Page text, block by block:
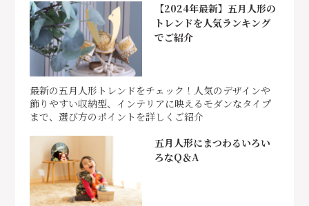
【2024年最新】五月人形の
トレンドを人気ランキング
でご紹介
最新の五月人形トレンドをチェック！人気のデザインや
飾りやすい収納型、インテリアに映えるモダンなタイプ
まで、選び方のポイントを詳しくご紹介
五月人形にまつわるいろい
ろなQ＆A